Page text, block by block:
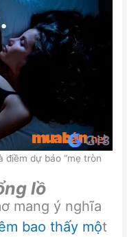
điềm dự báo “mẹ tròn
lồ
mang ý nghĩa
bao thấy một